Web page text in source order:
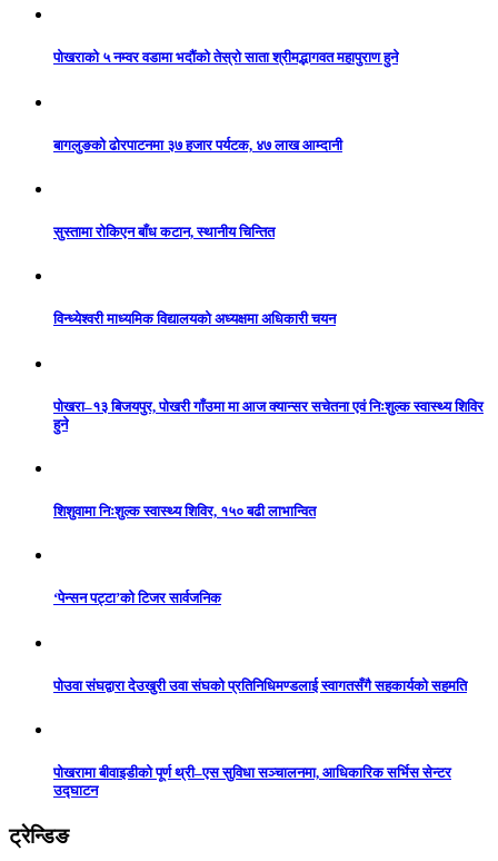
पोखराको ५ नम्वर वडामा भदौंको तेस्रो साता श्रीमद्भागवत महापुराण हुने
बागलुङको ढोरपाटनमा ३७ हजार पर्यटक, ४७ लाख आम्दानी
सुस्तामा रोकिएन बाँध कटान, स्थानीय चिन्तित
विन्ध्येश्वरी माध्यमिक विद्यालयको अध्यक्षमा अधिकारी चयन
पोखरा–१३ बिजयपुर, पोखरी गाँउमा मा आज क्यान्सर सचेतना एवं निःशुल्क स्वास्थ्य शिविर
हुने
शिशुवामा निःशुल्क स्वास्थ्य शिविर, १५० बढी लाभान्वित
‘पेन्सन पट्टा’को टिजर सार्वजनिक
पोउवा संघद्वारा देउखुरी उवा संघको प्रतिनिधिमण्डलाई स्वागतसँगै सहकार्यको सहमति
पोखरामा बीवाइडीको पूर्ण थ्री–एस सुविधा सञ्चालनमा, आधिकारिक सर्भिस सेन्टर
उद्घाटन
ट्रेन्डिङ